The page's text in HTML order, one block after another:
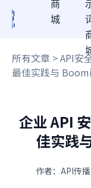
商
城
所有文章 >API安
最佳实践与
企业 API
佳实践
作者：API传